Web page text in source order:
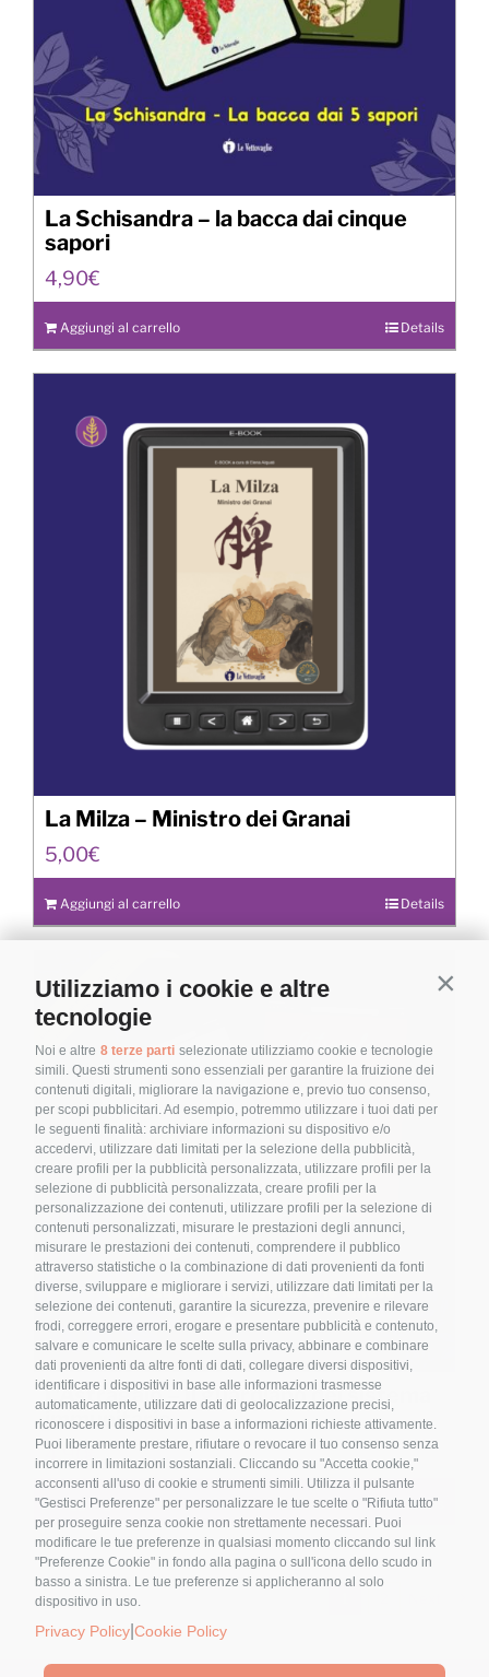
Utilizziamo i cookie e altre
tecnologie
Noi e altre 8 terze parti selezionate utilizziamo cookie e tecnologie
simili. Questi strumenti sono essenziali per garantire la fruizione dei
contenuti digitali, migliorare la navigazione e, previo tuo consenso,
per scopi pubblicitari. Ad esempio, potremmo utilizzare i tuoi dati per
le seguenti finalità: archiviare informazioni su dispositivo e/o
accedervi, utilizzare dati limitati per la selezione della pubblicità,
creare profili per la pubblicità personalizzata, utilizzare profili per la
selezione di pubblicità personalizzata, creare profili per la
personalizzazione dei contenuti, utilizzare profili per la selezione di
contenuti personalizzati, misurare le prestazioni degli annunci,
misurare le prestazioni dei contenuti, comprendere il pubblico
attraverso statistiche o la combinazione di dati provenienti da fonti
diverse, sviluppare e migliorare i servizi, utilizzare dati limitati per la
selezione dei contenuti, garantire la sicurezza, prevenire e rilevare
frodi, correggere errori, erogare e presentare pubblicità e contenuto,
salvare e comunicare le scelte sulla privacy, abbinare e combinare
dati provenienti da altre fonti di dati, collegare diversi dispositivi,
identificare i dispositivi in base alle informazioni trasmesse
automaticamente, utilizzare dati di geolocalizzazione precisi,
riconoscere i dispositivi in base a informazioni richieste attivamente.
Puoi liberamente prestare, rifiutare o revocare il tuo consenso senza
incorrere in limitazioni sostanziali. Cliccando su "Accetta cookie,"
acconsenti all'uso di cookie e strumenti simili. Utilizza il pulsante
"Gestisci Preferenze" per personalizzare le tue scelte o "Rifiuta tutto"
per proseguire senza cookie non strettamente necessari. Puoi
modificare le tue preferenze in qualsiasi momento cliccando sul link
"Preferenze Cookie" in fondo alla pagina o sull'icona dello scudo in
basso a sinistra. Le tue preferenze si applicheranno al solo
dispositivo in uso.
Privacy Policy Cookie Policy
La Schisandra – la bacca dai cinque
sapori
4,90€
Aggiungi al carrello Details
La Milza – Ministro dei Granai
5,00€
Aggiungi al carrello Details
L’Astragalo – Il guardiano del sistema
immunitario
4,90€
Aggiungi al carrello Details
Nome *
Email*